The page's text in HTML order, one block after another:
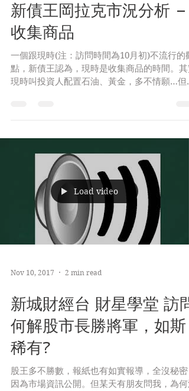
新債王岡拉克市況分析 –
收集商品
一個跟現時(注：訪問時間為10月初)不流行的觀
點，新債王認為，現時是收集商品的時間。其
現時叫投資人配置石油、黃金，多不情願…但
期，最利商品(注：可參考拙作《美股隊長手冊
Load video
Nov 10, 2017 2 min read
新城財經台 財星學堂 訪問
何解股市長勝將軍，如斯
稀有?
股王多不勝數，報紙也有如實報導，全沒秘密
因為市場資訊公開。但某天有朋友問我，為何